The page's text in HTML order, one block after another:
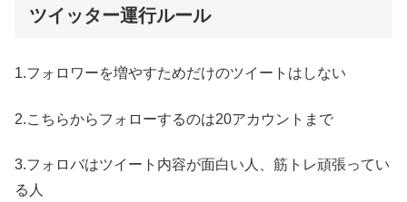
ツイッター運行ルール
1.フォロワーを増やすためだけのツイートはしない
2.こちらからフォローするのは20アカウントまで
3.フォロバはツイート内容が面白い人、筋トレ頑張ってい
る人